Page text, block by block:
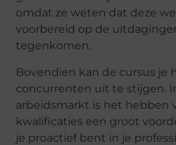
omdat ze weten dat deze
voorbereid op de
tegenkomen.
Bovendien kan de cursus je
concurrenten uit te stijgen.
arbeidsmarkt is het hebben
kwalificaties een groot
je proactief bent in je